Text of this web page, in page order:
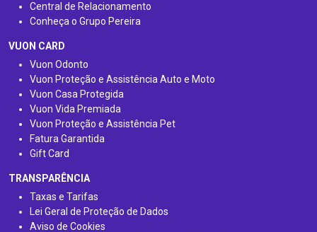
Central de Relacionamento
Conheça o Grupo Pereira
VUON CARD
Vuon Odonto
Vuon Proteção e Assistência Auto e Moto
Vuon Casa Protegida
Vuon Vida Premiada
Vuon Proteção e Assistência Pet
Fatura Garantida
Gift Card
TRANSPARÊNCIA
Taxas e Tarifas
Lei Geral de Proteção de Dados
Aviso de Cookies